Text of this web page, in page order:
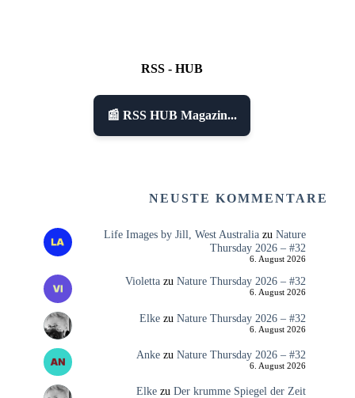
RSS - HUB
📰 RSS HUB Magazin...
NEUSTE KOMMENTARE
Life Images by Jill, West Australiazu Nature
Thursday 2026 – #32
6. August 2026
Violettazu Nature Thursday 2026 – #32
6. August 2026
Elkezu Nature Thursday 2026 – #32
6. August 2026
Ankezu Nature Thursday 2026 – #32
6. August 2026
Elkezu Der krumme Spiegel der Zeit